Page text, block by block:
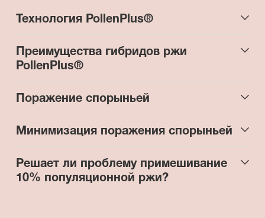
Технология PollenPlus®
Преимущества гибридов ржи
PollenPlus®
Поражение спорыньей
Минимизация поражения спорыньей
Решает ли проблему примешивание
10% популяционной ржи?